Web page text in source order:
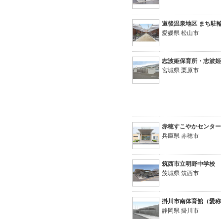
道後温泉地区 まち駐
愛媛県 松山市
志波姫保育所・志波
宮城県 栗原市
赤穂すこやかセンター
兵庫県 赤穂市
筑西市立明野中学校
茨城県 筑西市
掛川市南体育館（愛
静岡県 掛川市